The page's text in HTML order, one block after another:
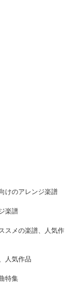
けのアレンジ楽譜
楽譜
スメの楽譜、人気作
人気作品
特集